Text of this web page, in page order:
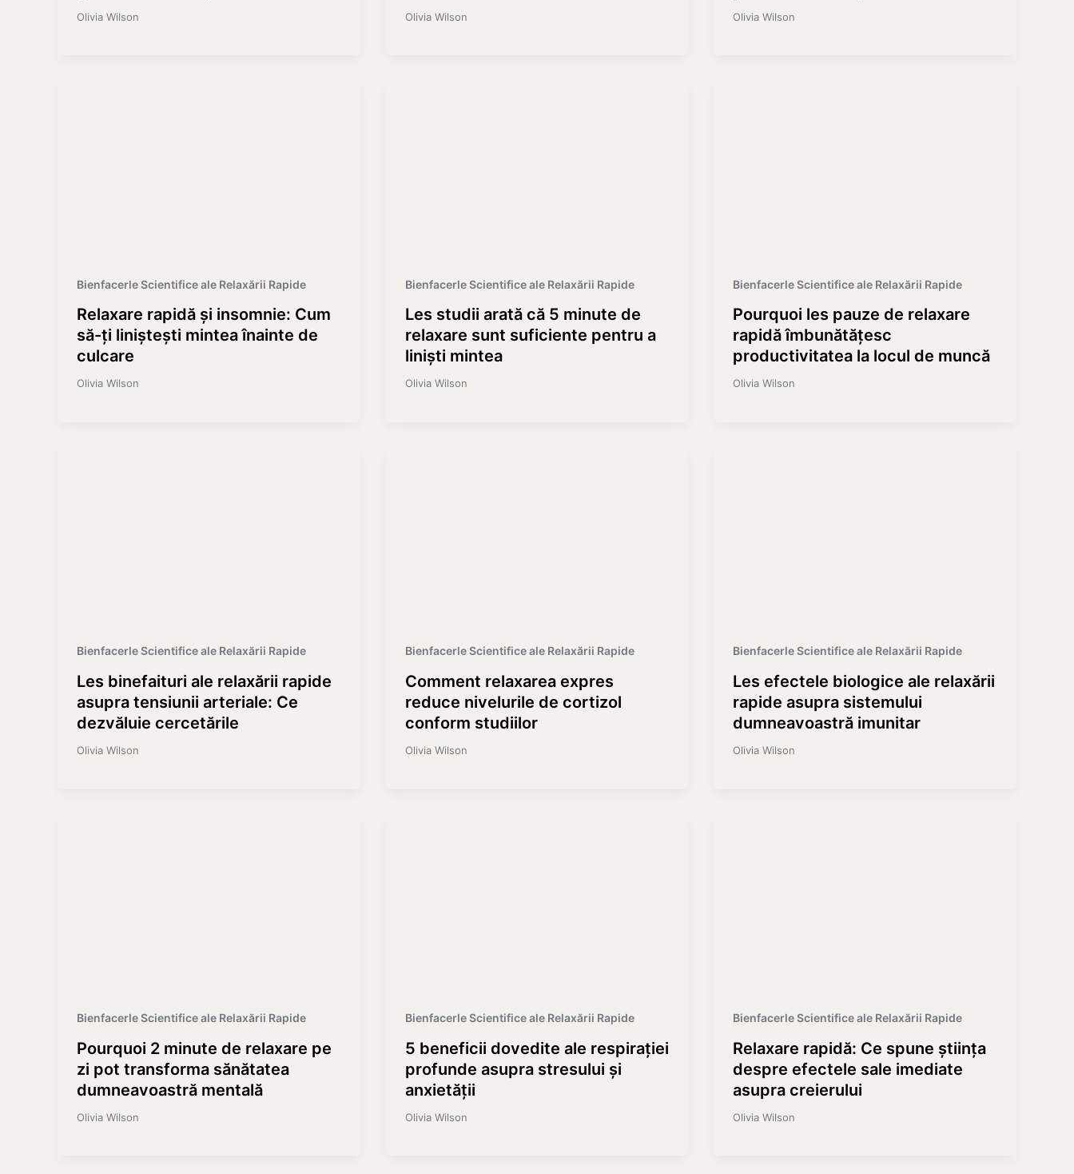
Olivia Wilson Olivia Wilson Olivia Wilson
Bienfacerle Scientifice ale Relaxării Rapide
Relaxare rapidă și insomnie: Cum
să-ți liniștești mintea înainte de
culcare
Olivia Wilson
Bienfacerle Scientifice ale Relaxării Rapide
Les studii arată că 5 minute de
relaxare sunt suficiente pentru a
liniști mintea
Olivia Wilson
Bienfacerle Scientifice ale Relaxării Rapide
Pourquoi les pauze de relaxare
rapidă îmbunătățesc
productivitatea la locul de muncă
Olivia Wilson
Bienfacerle Scientifice ale Relaxării Rapide
Les binefaituri ale relaxării rapide
asupra tensiunii arteriale: Ce
dezvăluie cercetările
Olivia Wilson
Bienfacerle Scientifice ale Relaxării Rapide
Comment relaxarea expres
reduce nivelurile de cortizol
conform studiilor
Olivia Wilson
Bienfacerle Scientifice ale Relaxării Rapide
Les efectele biologice ale relaxării
rapide asupra sistemului
dumneavoastră imunitar
Olivia Wilson
Bienfacerle Scientifice ale Relaxării Rapide
Pourquoi 2 minute de relaxare pe
zi pot transforma sănătatea
dumneavoastră mentală
Olivia Wilson
Bienfacerle Scientifice ale Relaxării Rapide
5 beneficii dovedite ale respirației
profunde asupra stresului și
anxietății
Olivia Wilson
Bienfacerle Scientifice ale Relaxării Rapide
Relaxare rapidă: Ce spune știința
despre efectele sale imediate
asupra creierului
Olivia Wilson